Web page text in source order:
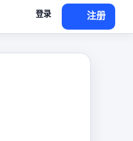
登录 注册